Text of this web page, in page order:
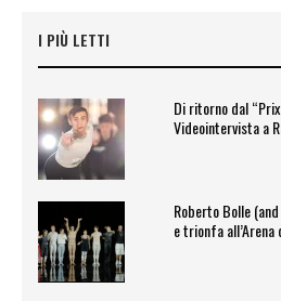
I PIÙ LETTI
Di ritorno dal
Videointervista a
Roberto Bolle
e trionfa